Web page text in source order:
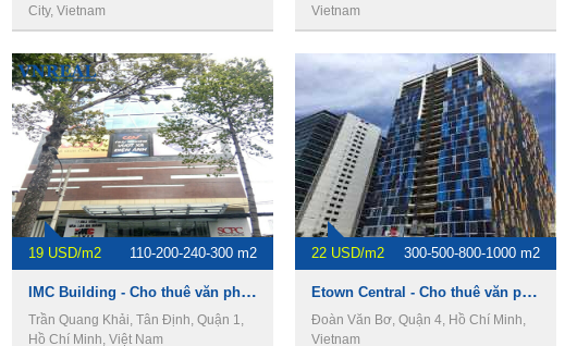
City, Vietnam
Vietnam
19 USD/m2 110-200-240-300 m2
IMC Building - Cho thuê văn phòng Quận 1
Trần Quang Khải, Tân Định, Quận 1,
Hồ Chí Minh, Việt Nam
22 USD/m2 300-500-800-1000 m2
Etown Central - Cho thuê văn phòng Quận 4
Đoàn Văn Bơ, Quận 4, Hồ Chí Minh,
Vietnam